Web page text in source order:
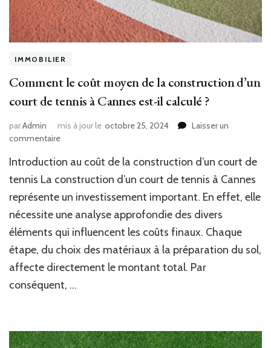
IMMOBILIER
Comment le coût moyen de la construction d’un
court de tennis à Cannes est-il calculé ?
parAdmin mis à jour le octobre 25, 2024
Laisser un
commentairesur
le
coût
de
la
construction
d’un
court
de
à
il
calculé
Introduction au coût de la construction d’un court de
tennis La construction d’un court de tennis à Cannes
représente un investissement important. En effet, elle
nécessite une analyse approfondie des divers
éléments qui influencent les coûts finaux. Chaque
étape, du choix des matériaux à la préparation du sol,
affecte directement le montant total. Par
conséquent, …